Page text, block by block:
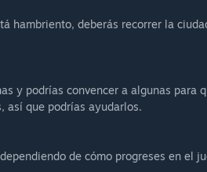
hambriento, deberás recorrer la
y podrías convencer a algunas para
así que podrías ayudarlos.
de cómo progreses en el